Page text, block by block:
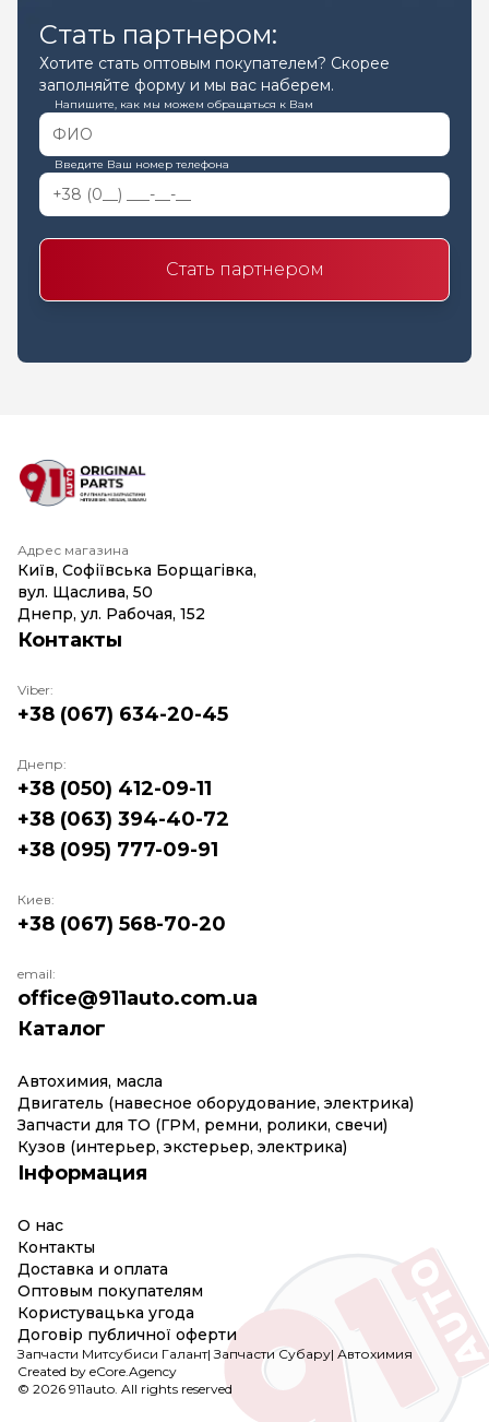
Стать партнером:
Хотите стать оптовым покупателем? Скорее
заполняйте форму и мы вас наберем.
Напишите, как мы можем обращаться к Вам
Введите Ваш номер телефона
Стать партнером
Адрес магазина
Київ, Софіївська Борщагівка,
вул. Щаслива, 50
Днепр, ул. Рабочая, 152
Каталог
Автохимия, масла
Двигатель (навесное оборудование, электрика)
Запчасти для ТО (ГРМ, ремни, ролики, свечи)
Кузов (интерьер, экстерьер, электрика)
Інформация
О нас
Контакты
Доставка и оплата
Оптовым покупателям
Користувацька угода
Договір публичної оферти
Контакты
Viber:
+38 (067) 634-20-45
Днепр:
+38 (050) 412-09-11
+38 (063) 394-40-72
+38 (095) 777-09-91
Киев:
+38 (067) 568-70-20
email:
office@911auto.com.ua
Created by eCore.Agency
Запчасти Митсубиси Галант|Запчасти Субару| Автохимия
© 2026 911auto. All rights reserved